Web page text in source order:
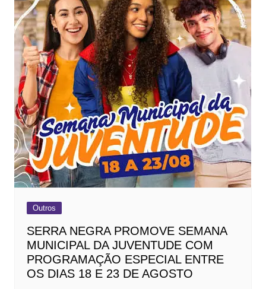
Outros
SERRA NEGRA PROMOVE SEMANA
MUNICIPAL DA JUVENTUDE COM
PROGRAMAÇÃO ESPECIAL ENTRE
OS DIAS 18 E 23 DE AGOSTO